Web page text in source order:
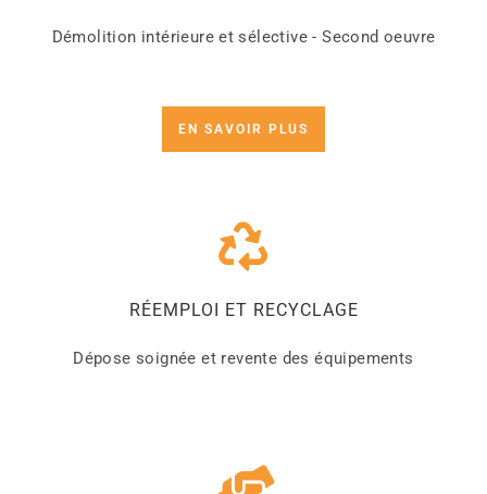
Démolition intérieure et sélective - Second oeuvre
EN SAVOIR PLUS
RÉEMPLOI ET RECYCLAGE
Dépose soignée et revente des équipements